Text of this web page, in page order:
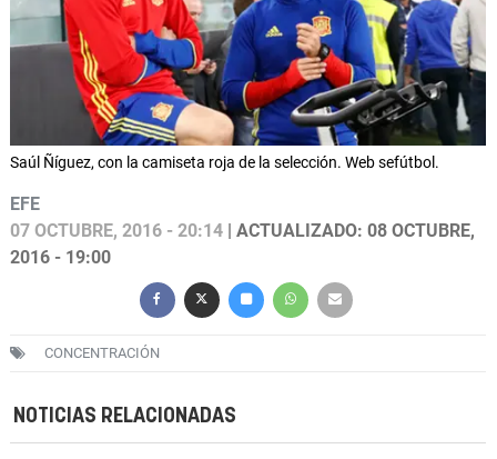
Saúl Ñíguez, con la camiseta roja de la selección. Web sefútbol.
EFE
07 OCTUBRE, 2016 - 20:14 | ACTUALIZADO: 08 OCTUBRE,
2016 - 19:00
CONCENTRACIÓN
NOTICIAS RELACIONADAS